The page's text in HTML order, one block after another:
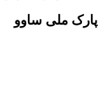
پارک ملی ساوو